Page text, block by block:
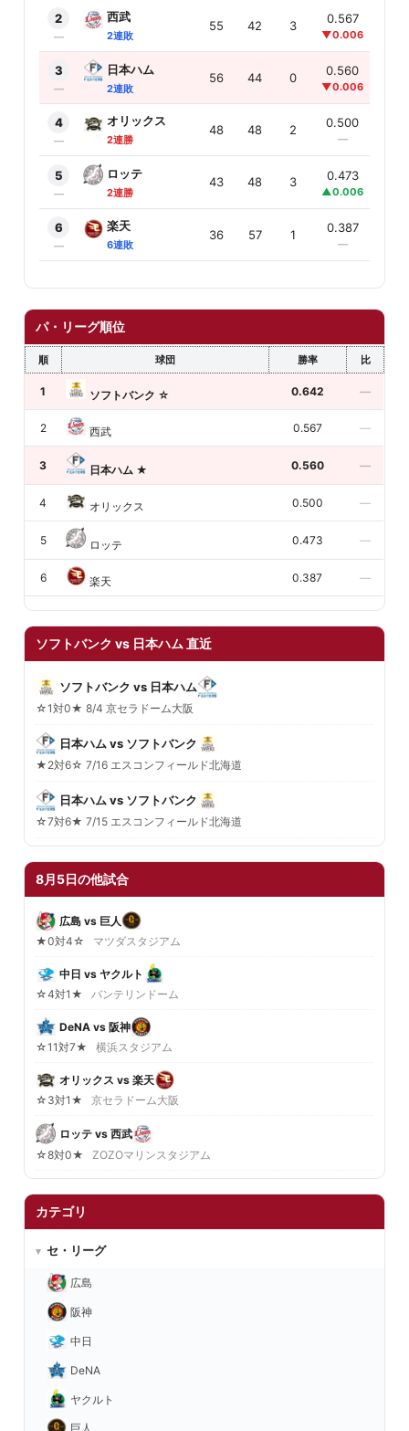
2
—
西武
2連敗
55 42 3 0.567
▼0.006
3
—
日本ハム
2連敗
56 44 0 0.560
▼0.006
4
—
オリックス
2連勝
48 48 2 0.500
—
5
—
ロッテ
2連勝
43 48 3 0.473
▲0.006
6
—
楽天
6連敗
36 57 1 0.387
—
パ・リーグ順位
順 球団 勝率 比
1 ソフトバンク ☆ 0.642 —
2 西武 0.567 —
3 日本ハム ★ 0.560 —
4 オリックス 0.500 —
5 ロッテ 0.473 —
6 楽天 0.387 —
ソフトバンク vs 日本ハム 直近
ソフトバンク vs 日本ハム
☆1対0★ 8/4 京セラドーム大阪
日本ハム vs ソフトバンク
★2対6☆ 7/16 エスコンフィールド北海道
日本ハム vs ソフトバンク
☆7対6★ 7/15 エスコンフィールド北海道
8月5日の他試合
広島 vs 巨人
★0対4☆
マツダスタジアム
中日 vs ヤクルト
☆4対1★
バンテリンドーム
DeNA vs 阪神
☆11対7★
横浜スタジアム
オリックス vs 楽天
☆3対1★
京セラドーム大阪
ロッテ vs 西武
☆8対0★
ZOZOマリンスタジアム
カテゴリ
セ・リーグ
広島
阪神
中日
DeNA
ヤクルト
巨人